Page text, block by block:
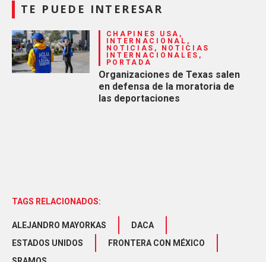
TE PUEDE INTERESAR
CHAPINES USA,
INTERNACIONAL,
NOTICIAS, NOTICIAS
INTERNACIONALES,
PORTADA
Organizaciones de Texas salen
en defensa de la moratoria de
las deportaciones
TAGS RELACIONADOS:
ALEJANDRO MAYORKAS
DACA
ESTADOS UNIDOS
FRONTERA CON MÉXICO